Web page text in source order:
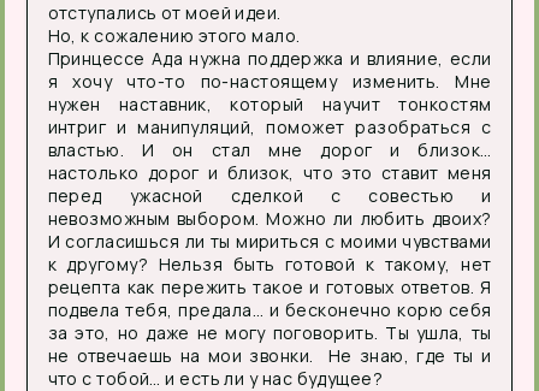
отступались от моей идеи.
Но, к сожалению этого мало.
Принцессе Ада нужна поддержка и влияние, если
я хочу что-то по-настоящему изменить. Мне
нужен наставник, который научит тонкостям
интриг и манипуляций, поможет разобраться с
властью. И он стал мне дорог и близок…
настолько дорог и близок, что это ставит меня
перед ужасной сделкой с совестью и
невозможным выбором. Можно ли любить двоих?
И согласишься ли ты мириться с моими чувствами
к другому? Нельзя быть готовой к такому, нет
рецепта как пережить такое и готовых ответов. Я
подвела тебя, предала… и бесконечно корю себя
за это, но даже не могу поговорить. Ты ушла, ты
не отвечаешь на мои звонки. Не знаю, где ты и
что с тобой… и есть ли у нас будущее?